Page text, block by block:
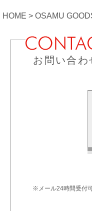
HOME OSAMU
お問い合わ
※メール24時間受付